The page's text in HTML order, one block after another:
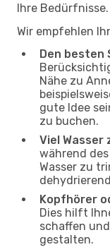
Ihre Bedürfnisse.
Wir empfehlen
Den besten
Nähe zu
gute Idee
zu buchen.
Viel Wasser
während
Wasser zu
Kopfhörer
Dies hilft
schaffen
gestalten.